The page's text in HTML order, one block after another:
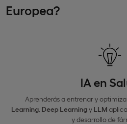
Europea?
IA en
Aprenderás a entrenar y
Learning, Deep Learningy LLM
y desarrollo de